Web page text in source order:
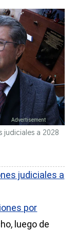
judiciales a 2028
judiciales a
por
luego de